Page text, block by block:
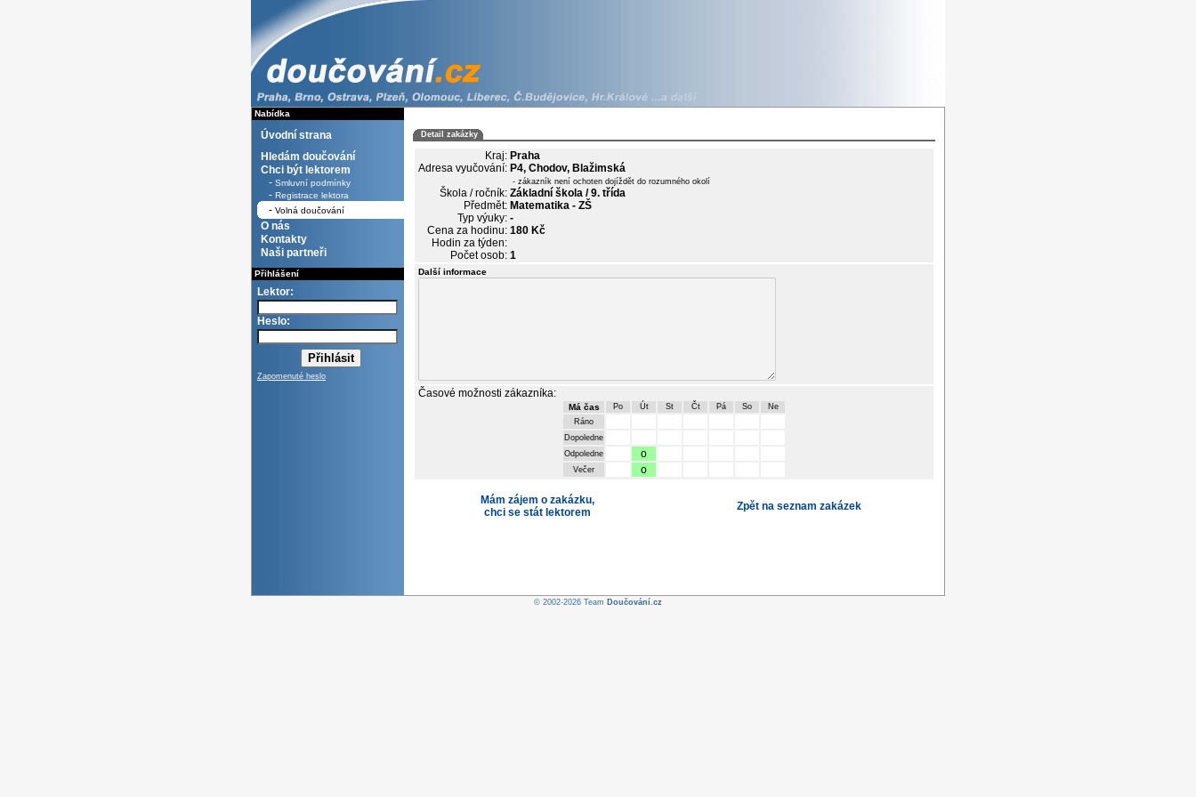
Nabídka
Úvodní strana
Hledám doučování
Chci být lektorem
- Smluvní podmínky
- Registrace lektora
- Volná doučování
O nás
Kontakty
Naši partneři
Přihlášení
Lektor:
Heslo:
Zapomenuté heslo
Detail zakázky
Kraj: Praha
Adresa vyučování: P4, Chodov, Blažimská
- zákazník není ochoten dojíždět do rozumného okolí
Škola / ročník: Základní škola / 9. třída
Předmět: Matematika - ZŠ
Typ výuky: -
Cena za hodinu: 180 Kč
Hodin za týden:
Počet osob: 1
Další informace
Časové možnosti zákazníka:
Má čas Po Út St Čt Pá So
Ne
Ráno
Dopoledne
Odpoledne
o
Večer o
Mám zájem o zakázku,
chci se stát lektorem
Zpět na seznam zakázek
© 2002-2026 Team Doučování.cz